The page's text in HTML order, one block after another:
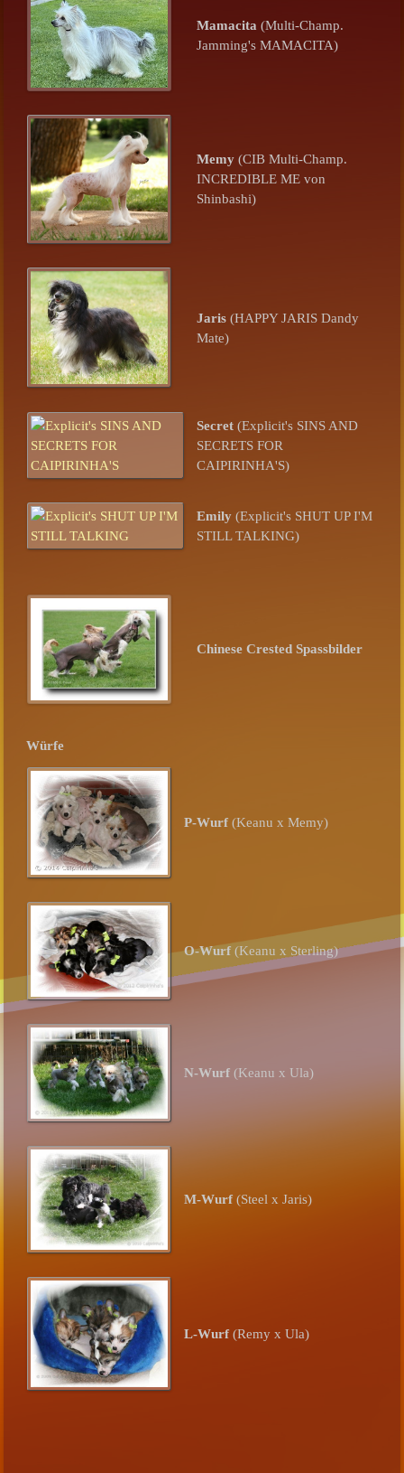
Mamacita (Multi-Champ.
Jamming's MAMACITA)
Memy (CIB Multi-Champ.
INCREDIBLE ME von
Shinbashi)
Jaris (HAPPY JARIS Dandy
Mate)
Secret (Explicit's SINS AND
SECRETS FOR
CAIPIRINHA'S)
Emily (Explicit's SHUT UP I'M
STILL TALKING)
Chinese Crested Spassbilder
Würfe
P-Wurf (Keanu x Memy)
O-Wurf (Keanu x Sterling)
N-Wurf (Keanu x Ula)
M-Wurf(Steel x Jaris)
L-Wurf (Remy x Ula)